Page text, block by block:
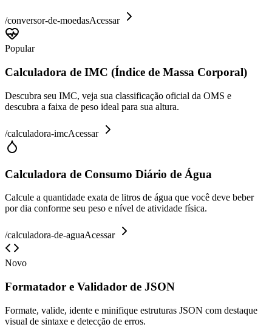
/conversor-de-moedasAcessar
Popular
Calculadora de IMC (Índice de Massa Corporal)
Descubra seu IMC, veja sua classificação oficial da OMS e
descubra a faixa de peso ideal para sua altura.
/calculadora-imcAcessar
Calculadora de Consumo Diário de Água
Calcule a quantidade exata de litros de água que você deve beber
por dia conforme seu peso e nível de atividade física.
/calculadora-de-aguaAcessar
Novo
Formatador e Validador de JSON
Formate, valide, idente e minifique estruturas JSON com destaque
visual de sintaxe e detecção de erros.